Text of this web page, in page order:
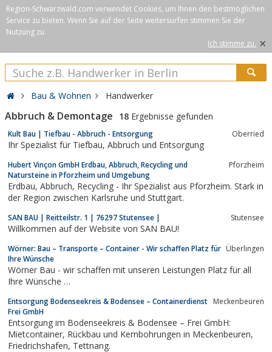
Region-Schwarzwald.com verwendet Cookies, um Ihnen den bestmöglichen
Service zu bieten. Wenn Sie auf der Seite weitersurfen stimmen Sie der
Nutzung zu.
Ich stimme zu. ×
Bau & Wohnen Handwerker
Abbruch & Demontage 18 Ergebnisse gefunden
Kult Bau | Tiefbau - Abbruch - Entsorgung Oberried
Ihr Spezialist für Tiefbau, Abbruch und Entsorgung
Hubert Vinçon GmbH Erdbau, Abbruch, Recycling und
Natursteine in Pforzheim und Umgebung
Pforzheim
Erdbau, Abbruch, Recycling - Ihr Spezialist aus Pforzheim. Stark in
der Region zwischen Karlsruhe und Stuttgart.
SAN BAU | Reitteilstr. 1 | 76297 Stutensee | Stutensee
Willkommen auf der Website von SAN BAU!
Wörner: Bau – Transporte – Container - Wir schaffen Platz für
Ihre Wünsche
Überlingen
Wörner Bau - wir schaffen mit unseren Leistungen Platz für all
Ihre Wünsche …
Entsorgung Bodenseekreis & Bodensee – Containerdienst
Frei GmbH
Meckenbeuren
Entsorgung im Bodenseekreis & Bodensee – Frei GmbH:
Mietcontainer, Rückbau und Kernbohrungen in Meckenbeuren,
Friedrichshafen, Tettnang.